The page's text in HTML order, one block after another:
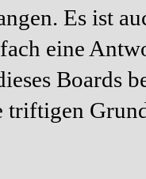
Es ist
eine
Boards
triftigen